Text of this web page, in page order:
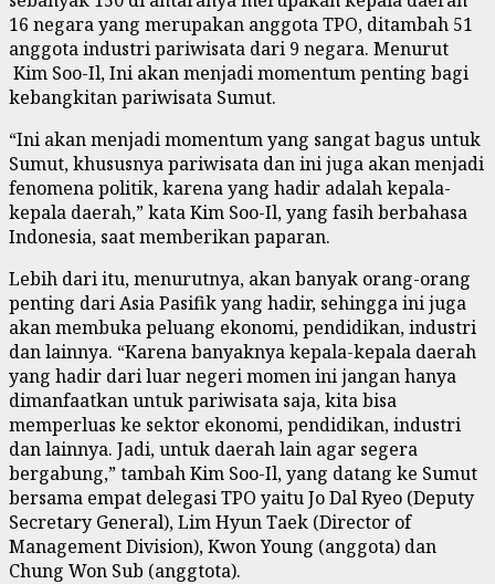
16 negara yang merupakan anggota TPO, ditambah 51
anggota industri pariwisata dari 9 negara. Menurut
Kim Soo-Il, Ini akan menjadi momentum penting bagi
kebangkitan pariwisata Sumut.
“Ini akan menjadi momentum yang sangat bagus untuk
Sumut, khususnya pariwisata dan ini juga akan menjadi
fenomena politik, karena yang hadir adalah kepala-
kepala daerah,” kata Kim Soo-Il, yang fasih berbahasa
Indonesia, saat memberikan paparan.
Lebih dari itu, menurutnya, akan banyak orang-orang
penting dari Asia Pasifik yang hadir, sehingga ini juga
akan membuka peluang ekonomi, pendidikan, industri
dan lainnya. “Karena banyaknya kepala-kepala daerah
yang hadir dari luar negeri momen ini jangan hanya
dimanfaatkan untuk pariwisata saja, kita bisa
memperluas ke sektor ekonomi, pendidikan, industri
dan lainnya. Jadi, untuk daerah lain agar segera
bergabung,” tambah Kim Soo-Il, yang datang ke Sumut
bersama empat delegasi TPO yaitu Jo Dal Ryeo (Deputy
Secretary General), Lim Hyun Taek (Director of
Management Division), Kwon Young (anggota) dan
Chung Won Sub (anggtota).